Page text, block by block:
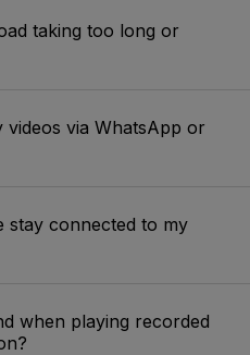
taking too long or
videos via WhatsApp or
stay connected to my
when playing recorded